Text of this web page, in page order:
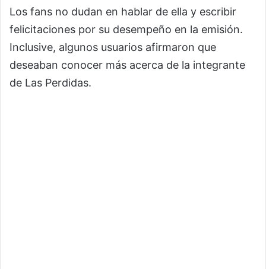
Los fans no dudan en hablar de ella y escribir
felicitaciones por su desempeño en la emisión.
Inclusive, algunos usuarios afirmaron que
deseaban conocer más acerca de la integrante
de Las Perdidas.